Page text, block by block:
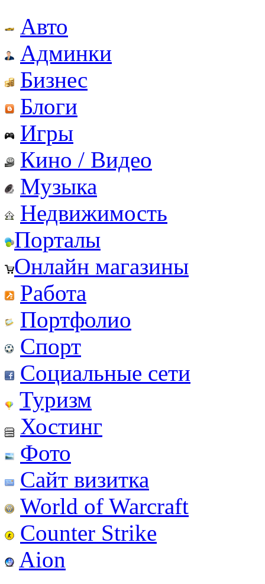
Авто
Админки
Бизнес
Блоги
Игры
Кино / Видео
Музыка
Недвижимость
Порталы
Онлайн магазины
Работа
Портфолио
Спорт
Социальные сети
Туризм
Хостинг
Фото
Сайт визитка
World of Warcraft
Counter Strike
Aion